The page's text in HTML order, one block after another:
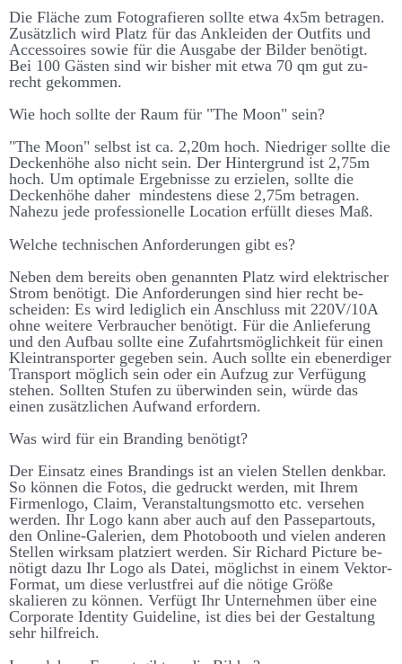
Die Fläche zum Foto­­graf­ieren sollte etwa 4x5m be­tragen.
Zu­­sätz­­lich wird Platz für das An­­kleiden der Out­­fits und
Accessoires sowie für die Aus­­gabe der Bilder be­­nötigt.
Bei 100 Gästen sind wir bis­her mit etwa 70 qm gut zu­­
recht ge­­kommen.
Wie hoch sollte der Raum für "The Moon" sein?
"The Moon" selbst ist ca. 2,20m hoch. Niedriger sollte die
Decken­­höhe also nicht sein. Der Hinter­­grund ist 2,75m
hoch. Um optimale Er­­geb­­nisse zu er­zielen, sollte die
Decken­­höhe daher mindestens diese 2,75m be­­tragen.
Nahe­­zu jede pro­­fessionelle Location er­­füllt dieses Maß.
Welche technischen Anforderungen gibt es?
Neben dem bereits oben ge­nannten Platz wird elektrischer
Strom be­nötigt. Die An­­forder­­ungen sind hier recht be­­
scheiden: Es wird ledig­lich ein An­schluss mit 220V/10A
ohne weitere Ver­braucher be­nötigt. Für die An­liefer­ung
und den Auf­bau sollte eine Zu­fahrts­möglich­keit für einen
Klein­trans­porter ge­geben sein. Auch sollte ein eben­erd­iger
Trans­port möglich sein oder ein Auf­zug zur Ver­füg­ung
stehen. Sollten Stufen zu über­winden sein, würde das
einen zu­sätz­lichen Auf­wand er­fordern.
Was wird für ein Brand­ing be­nötigt?
Der Ein­satz eines Brand­ings ist an vielen Stellen denk­bar.
So können die Fotos, die ge­druckt werden, mit Ihrem
Firmen­logo, Claim, Ver­an­stalt­ungs­motto etc. ver­sehen
werden. Ihr Logo kann aber auch auf den Passe­partouts,
den On­line-Galerien, dem Photo­booth und vielen anderen
Stellen wirk­sam platz­iert werden. Sir Richard Picture be­
nötigt dazu Ihr Logo als Datei, möglichst in einem Vektor-
Format, um diese ver­lust­frei auf die nötige Größe
skalieren zu können. Ver­fügt Ihr Unter­nehmen über eine
Corporate Identity Guide­line, ist dies bei der Ge­stalt­ung
sehr hilf­reich.